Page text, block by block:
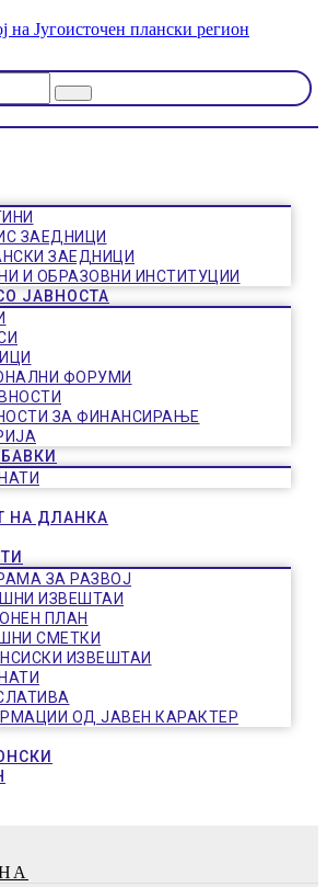
ЗАЕДНИЦИ
ЗАЕДНИЦИ
И ОБРАЗОВНИ ИНСТИТУЦИИ
ЈАВНОСТА
ФОРУМИ
ЗА ФИНАНСИРАЊЕ
НА ДЛАНКА
ЗА РАЗВОЈ
ИЗВЕШТАИ
ПЛАН
СМЕТКИ
ИЗВЕШТАИ
ОД ЈАВЕН КАРАКТЕР